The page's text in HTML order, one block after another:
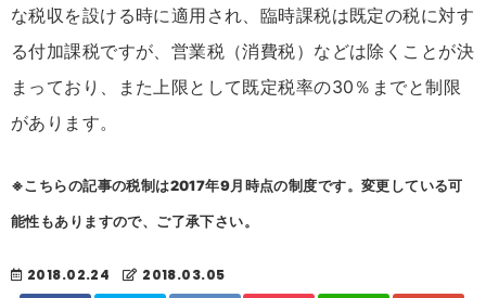
な税収を設ける時に適用され、臨時課税は既定の税に対す
る付加課税ですが、営業税（消費税）などは除くことが決
まっており、また上限として既定税率の30％までと制限
があります。
※こちらの記事の税制は2017年9月時点の制度です。変更している可
能性もありますので、ご了承下さい。
2018.02.24 2018.03.05